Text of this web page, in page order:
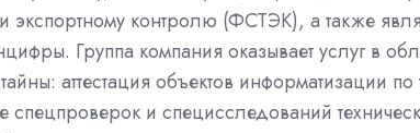
экспортному контролю (ФСТЭК), а также
Группа компания оказывает услуг в
тайны: аттестация объектов информатизации по
и специсследований